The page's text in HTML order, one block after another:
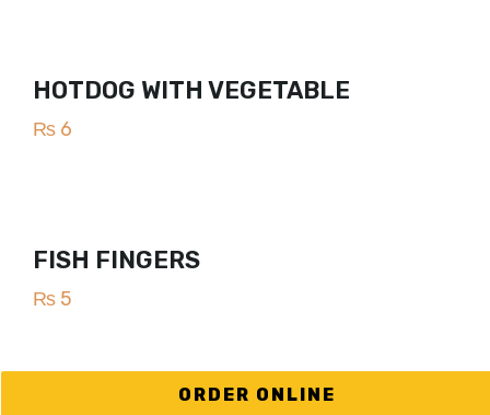
HOTDOG WITH VEGETABLE
₨ 6
FISH FINGERS
₨ 5
ORDER ONLINE